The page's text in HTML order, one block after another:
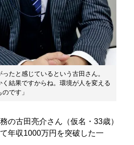
たと感じているという古田さん。
く結果ですからね。環境が人を変える
です」
の古田亮介さん（仮名・33歳）
年収1000万円を突破した一